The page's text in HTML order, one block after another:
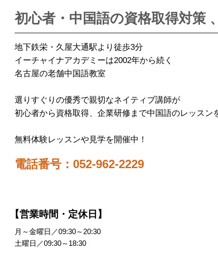
初心者・中国語の資格取得対策
地下鉄栄・久屋大通駅より徒歩3分
イーチャイナアカデミーは2002年から続く
名古屋の老舗中国語教室
選りすぐりの優秀で親切なネイティブ講師が
初心者から資格取得、企業研修まで中国語のレッスン
無料体験レッスンや見学を開催中！
電話番号：052-962-2229
【営業時間・定休日】
月～金曜日／09:30～20:30
土曜日／09:30～18:30